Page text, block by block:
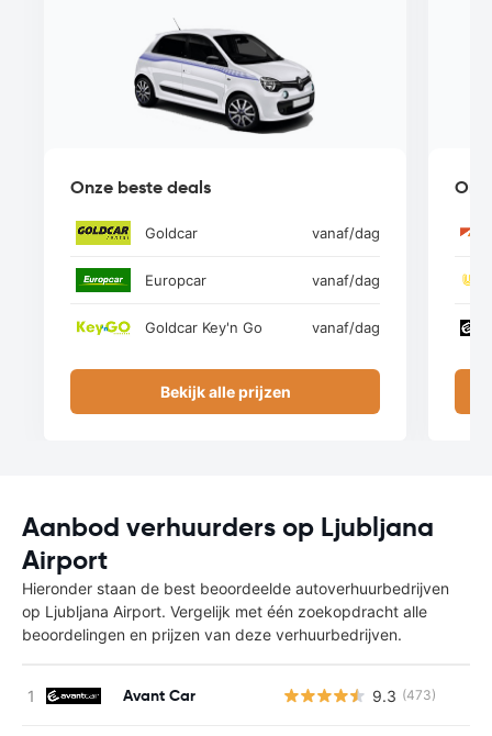
Onze beste deals
Goldcar vanaf/dag
Europcar vanaf/dag
Goldcar Key'n Go vanaf/dag
Bekijk alle prijzen
Aanbod verhuurders op Ljubljana
Airport
Hieronder staan de best beoordeelde autoverhuurbedrijven
op Ljubljana Airport. Vergelijk met één zoekopdracht alle
beoordelingen en prijzen van deze verhuurbedrijven.
Avant Car 9.3 (473)